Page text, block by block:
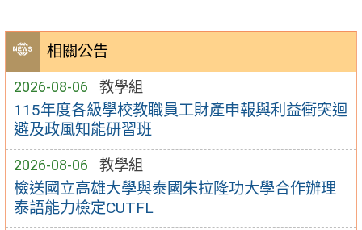
相關公告
2026-08-06 教學組
115年度各級學校教職員工財產申報與利益衝突迴
避及政風知能研習班
2026-08-06 教學組
檢送國立高雄大學與泰國朱拉隆功大學合作辦理
泰語能力檢定CUTFL